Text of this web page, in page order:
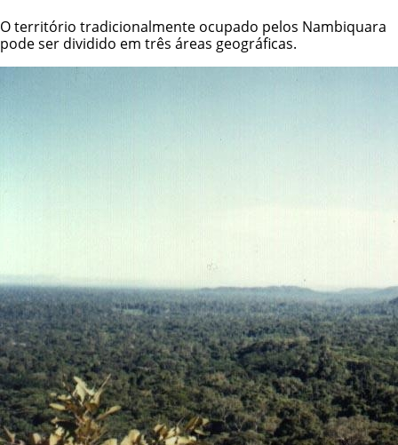
O território tradicionalmente ocupado pelos Nambiquara
pode ser dividido em três áreas geográficas.